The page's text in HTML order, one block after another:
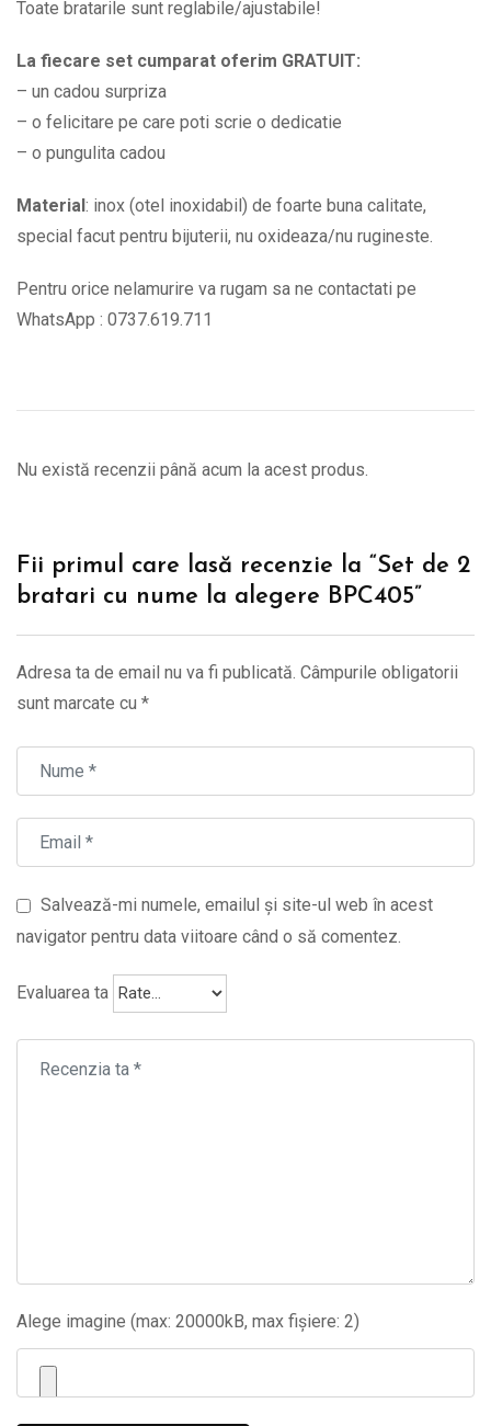
Toate bratarile sunt reglabile/ajustabile!
La fiecare set cumparat oferim GRATUIT:
– un cadou surpriza
– o felicitare pe care poti scrie o dedicatie
– o pungulita cadou
Material : inox (otel inoxidabil) de foarte buna calitate,
special facut pentru bijuterii, nu oxideaza/nu rugineste.
Pentru orice nelamurire va rugam sa ne contactati pe
WhatsApp : 0737.619.711
Nu există recenzii până acum la acest produs.
Fii primul care lasă recenzie la “Set de 2
bratari cu nume la alegere BPC405”
Adresa ta de email nu va fi publicată. Câmpurile obligatorii
sunt marcate cu *
Salvează-mi numele, emailul și site-ul web în acest
navigator pentru data viitoare când o să comentez.
Evaluarea ta
Alege imagine (max: 20000kB, max fișiere: 2)